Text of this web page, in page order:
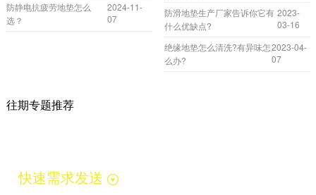
防静电抗疲劳地垫怎么
选？
2024-11-
07
防滑地垫生产厂家告诉你它有
什么优缺点?
2023-
03-16
绝缘地垫怎么清洗?有异味怎
么办?
2023-04-
07
往期专题推荐
快速需求发送